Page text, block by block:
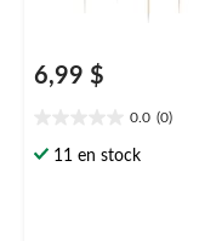
6,99 $
0.0 (0)
étoile(s)
11 en stock